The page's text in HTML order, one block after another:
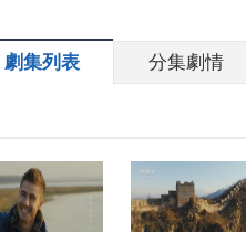
劇集列表 分集劇情